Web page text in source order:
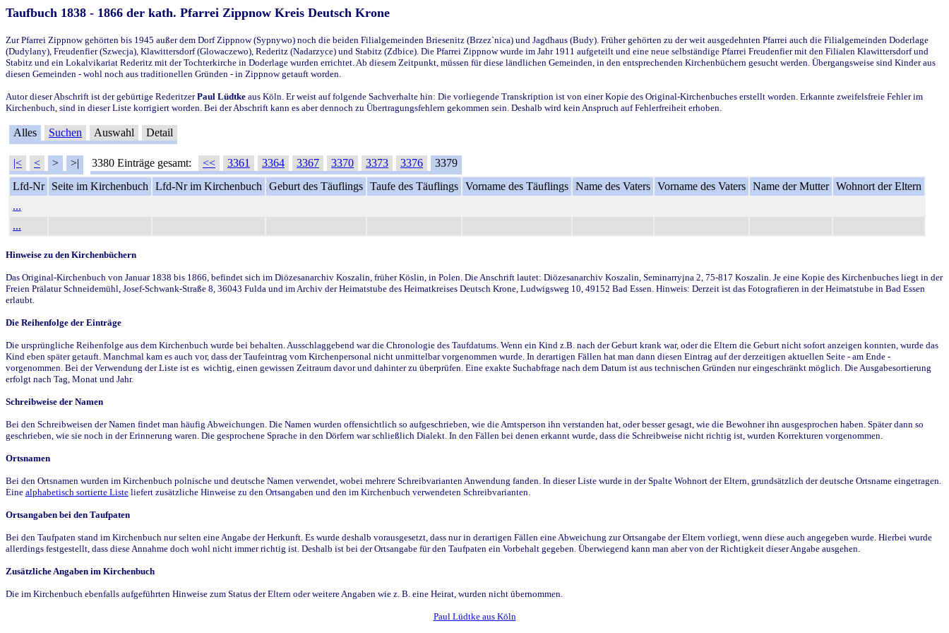
Taufbuch 1838 - 1866 der kath. Pfarrei Zippnow Kreis Deutsch Krone
Zur Pfarrei Zippnow gehörten bis 1945 außer dem Dorf Zippnow (Sypnywo) noch die beiden Filialgemeinden Briesenitz (Brzez`nica) und Jagdhaus (Budy). Früher gehörten zu der weit ausgedehnten Pfarrei auch die Filialgemeinden Doderlage
(Dudylany), Freudenfier (Szwecja), Klawittersdorf (Glowaczewo), Rederitz (Nadarzyce) und Stabitz (Zdbice). Die Pfarrei Zippnow wurde im Jahr 1911 aufgeteilt und eine neue selbständige Pfarrei Freudenfier mit den Filialen Klawittersdorf und
Stabitz und ein Lokalvikariat Rederitz mit der Tochterkirche in Doderlage wurden errichtet. Ab diesem Zeitpunkt, müssen für diese ländlichen Gemeinden, in den entsprechenden Kirchenbüchern gesucht werden. Übergangsweise sind Kinder aus
diesen Gemeinden - wohl noch aus traditionellen Gründen - in Zippnow getauft worden.
Autor dieser Abschrift ist der gebürtige RederitzerPaul Lüdtke aus Köln. Er weist auf folgende Sachverhalte hin: Die vorliegende Transkription ist von einer Kopie des Original-Kirchenbuches erstellt worden. Erkannte zweifelsfreie Fehler im
Kirchenbuch, sind in dieser Liste korrigiert worden. Bei der Abschrift kann es aber dennoch zu Übertragungsfehlern gekommen sein. Deshalb wird kein Anspruch auf Fehlerfreiheit erhoben.
Alles Suchen Auswahl Detail
|< < > >| 3380 Einträge gesamt: << 3361 3364 3367 3370 3373 3376
3379
Lfd-Nr
Seite im Kirchenbuch Lfd-Nr im Kirchenbuch Geburt des Täuflings Taufe des Täuflings Vorname des Täuflings Name des Vaters Vorname des Vaters Name der Mutter Wohnort der Eltern
...
...
Hinweise zu den Kirchenbüchern
Das Original-Kirchenbuch von Januar 1838 bis 1866, befindet sich im Diözesanarchiv Koszalin, früher Köslin, in Polen. Die Anschrift lautet: Diözesanarchiv Koszalin, Seminarryjna 2, 75-817 Koszalin. Je eine Kopie des Kirchenbuches liegt in der
Freien Prälatur Schneidemühl, Josef-Schwank-Straße 8, 36043 Fulda und im Archiv der Heimatstube des Heimatkreises Deutsch Krone, Ludwigsweg 10, 49152 Bad Essen. Hinweis: Derzeit ist das Fotografieren in der Heimatstube in Bad Essen
erlaubt.
Die Reihenfolge der Einträge
Die ursprüngliche Reihenfolge aus dem Kirchenbuch wurde bei behalten. Ausschlaggebend war die Chronologie des Taufdatums. Wenn ein Kind z.B. nach der Geburt krank war, oder die Eltern die Geburt nicht sofort anzeigen konnten, wurde das
Kind eben später getauft. Manchmal kam es auch vor, dass der Taufeintrag vom Kirchenpersonal nicht unmittelbar vorgenommen wurde. In derartigen Fällen hat man dann diesen Eintrag auf der derzeitigen aktuellen Seite - am Ende -
vorgenommen. Bei der Verwendung der Liste ist es wichtig, einen gewissen Zeitraum davor und dahinter zu überprüfen. Eine exakte Suchabfrage nach dem Datum ist aus technischen Gründen nur eingeschränkt möglich. Die Ausgabesortierung
erfolgt nach Tag, Monat und Jahr.
Schreibweise der Namen
Bei den Schreibweisen der Namen findet man häufig Abweichungen. Die Namen wurden offensichtlich so aufgeschrieben, wie die Amtsperson ihn verstanden hat, oder besser gesagt, wie die Bewohner ihn ausgesprochen haben. Später dann so
geschrieben, wie sie noch in der Erinnerung waren. Die gesprochene Sprache in den Dörfern war schließlich Dialekt. In den Fällen bei denen erkannt wurde, dass die Schreibweise nicht richtig ist, wurden Korrekturen vorgenommen.
Ortsnamen
Bei den Ortsnamen wurden im Kirchenbuch polnische und deutsche Namen verwendet, wobei mehrere Schreibvarianten Anwendung fanden. In dieser Liste wurde in der Spalte Wohnort der Eltern, grundsätzlich der deutsche Ortsname eingetragen.
Eine alphabetisch sortierte Liste liefert zusätzliche Hinweise zu den Ortsangaben und den im Kirchenbuch verwendeten Schreibvarianten.
Ortsangaben bei den Taufpaten
Bei den Taufpaten stand im Kirchenbuch nur selten eine Angabe der Herkunft. Es wurde deshalb vorausgesetzt, dass nur in derartigen Fällen eine Abweichung zur Ortsangabe der Eltern vorliegt, wenn diese auch angegeben wurde. Hierbei wurde
allerdings festgestellt, dass diese Annahme doch wohl nicht immer richtig ist. Deshalb ist bei der Ortsangabe für den Taufpaten ein Vorbehalt gegeben. Überwiegend kann man aber von der Richtigkeit dieser Angabe ausgehen.
Zusätzliche Angaben im Kirchenbuch
Die im Kirchenbuch ebenfalls aufgeführten Hinweise zum Status der Eltern oder weitere Angaben wie z. B. eine Heirat, wurden nicht übernommen.
Paul Lüdtke aus Köln